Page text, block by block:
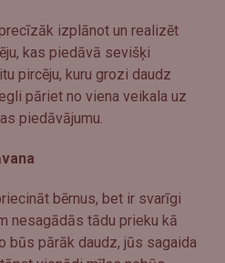
izplānot un realizēt
kas piedāvā sevišķi
pircēju, kuru grozi daudz
pāriet no viena veikala uz
piedāvājumu.
bērnus, bet ir svarīgi
nesagādās tādu prieku kā
būs pārāk daudz, jūs sagaida